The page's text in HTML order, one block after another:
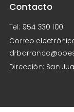
Contacto
Tel: 954 330 100
Correo
Dirección: San